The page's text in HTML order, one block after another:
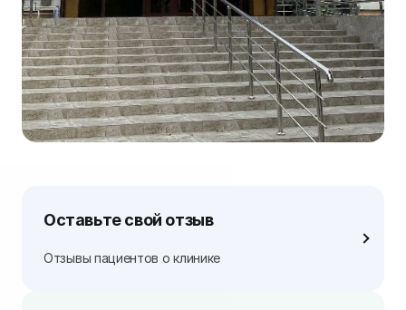
Оставьте свой отзыв
Отзывы пациентов о клинике